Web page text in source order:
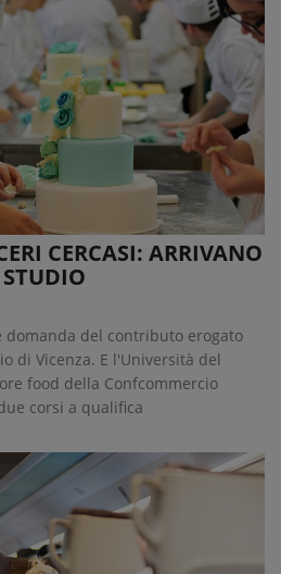
CERCASI: ARRIVANO
STUDIO
domanda del contributo erogato
di Vicenza. E l'Università del
food della Confcommercio
corsi a qualifica